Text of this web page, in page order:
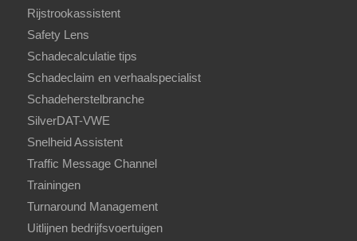
Rijstrookassistent
Safety Lens
Schadecalculatie tips
Schadeclaim en verhaalspecialist
Schadeherstelbranche
SilverDAT-VWE
Snelheid Assistent
Traffic Message Channel
Trainingen
Turnaround Management
Uitlijnen bedrijfsvoertuigen